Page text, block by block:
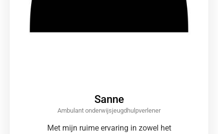
Sanne
Ambulant onderwijsjeugdhulpverlener
Met mijn ruime ervaring in zowel het